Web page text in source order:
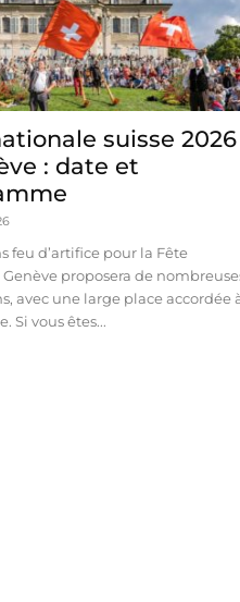
suisse 2026
: date et
feu d’artifice pour la Fête
proposera de
avec une large place accordée
Si vous êtes...